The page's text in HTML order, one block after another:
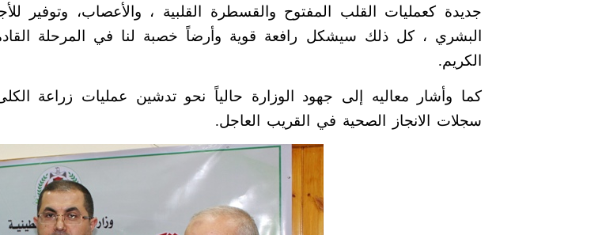
جديدة كعمليات القلب المفتوح والقسطرة القلبية ، والأعصاب، وتوفير
البشري ، كل ذلك سيشكل رافعة قوية وأرضاً خصبة لنا في المرحلة
الكريم.
كما وأشار معاليه إلى جهود الوزارة حالياً نحو تدشين عمليات زراعة
سجلات الانجاز الصحية في القريب العاجل.